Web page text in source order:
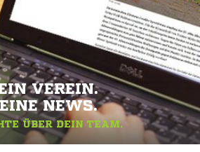
VEREIN.
NEWS.
ÜBER DEIN TEAM.